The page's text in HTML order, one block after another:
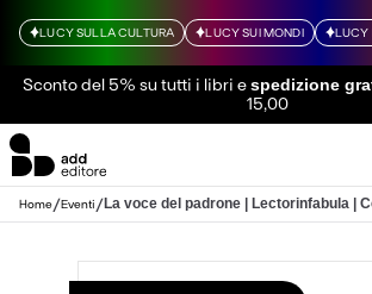
LUCY SULLA CULTURA LUCY SUI MONDI LUCY
Sconto del 5% su tutti i libri espedizione
15,00
Home/Eventi/La voce del padrone | Lectorinfabula |